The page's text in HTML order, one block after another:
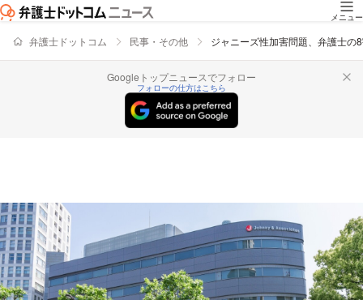
メニュー
弁護士ドットコム 民事・その他 ジャニーズ性加害問題、弁護士の
Googleトップニュースでフォロー
フォローの仕方はこちら